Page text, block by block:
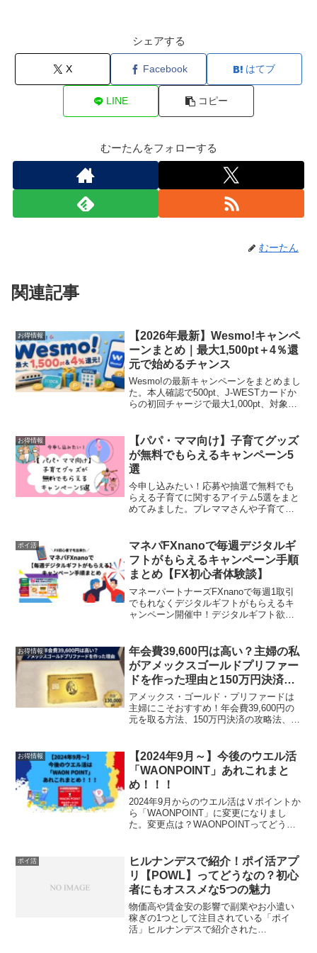
シェアする
X Facebook はてブ
LINE コピー
むーたんをフォローする
むーたん
関連記事
お得情報
【2026年最新】Wesmo!キャンペ
ーンまとめ｜最大1,500pt＋4％還
元で始めるチャンス
Wesmo!の最新キャンペーンをまとめまし
た。本人確認で500pt、J-WESTカードか
らの初回チャージで最大1,000pt、対象店
す。
お得情報
【パパ・ママ向け】子育てグッズ
が無料でもらえるキャンペーン5
選
今申し込みたい！応募や抽選で無料でも
らえる子育てに関するアイテム5選をまと
めてみました。プレママさんや子育て中
ポイ活
マネパFXnanoで毎週デジタルギ
フトがもらえるキャンペーン手順
まとめ【FX初心者体験談】
マネーパートナーズFXnanoで毎週1取引
でもれなくデジタルギフトがもらえるキ
ャンペーン開催中！デジタルギフト欲し
ンを解説。結果ポイ活初心者でも隙間時
間にできてギフトがもらえてめっちゃお
得だった！！
お得情報
年会費39,600円は高い？主婦の私
がアメックスゴールドプリファー
ドを作った理由と150万円決済の
秘訣
アメックス・ゴールド・プリファードは
主婦にこそおすすめ！年会費39,600円の
元を取る方法、150万円決済の攻略法、13
の期間限定特典あり
お得情報
【2024年9月～】今後のウエル活
「WAONPOINT」あれこれまと
め！！！
2024年9月からのウエル活はＶポイントか
ら「WAONPOINT」に変更になりまし
た。変更点は？WAONPOINTってどうや
うにまとめてみました。
ポイ活
ヒルナンデスで紹介！ポイ活アプ
リ【POWL】ってどうなの？初心
者にもオススメな5つの魅力
物価高や賃金安の影響で副業やお小遣い
稼ぎの1つとして注目されている「ポイ
活」ヒルナンデスで紹介された